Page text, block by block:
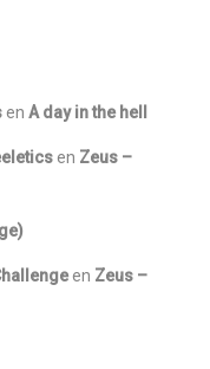
en A day in the hell
en Zeus –
en Zeus –